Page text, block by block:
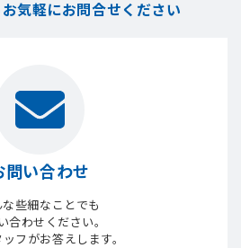
お気軽にお問合せください
問い合わせ
な些細なことでも
合わせください。
フがお答えします。